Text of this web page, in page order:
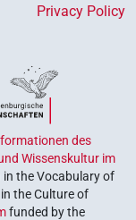
Privacy Policy
des
Wissenskultur im
the Vocabulary of
the Culture of
funded by the